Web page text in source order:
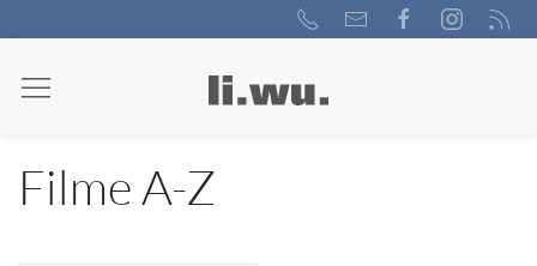
Filme A-Z